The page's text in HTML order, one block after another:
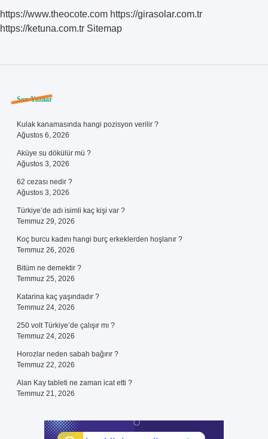
https://www.theocote.com https://girasolar.com.tr
https://ketuna.com.tr Sitemap
Sidebar
Son Yazılar
Kulak kanamasında hangi pozisyon verilir ?
Ağustos 6, 2026
Aküye su dökülür mü ?
Ağustos 3, 2026
62 cezası nedir ?
Ağustos 3, 2026
Türkiye’de adı isimli kaç kişi var ?
Temmuz 29, 2026
Koç burcu kadını hangi burç erkeklerden hoşlanır ?
Temmuz 26, 2026
Bitüm ne demektir ?
Temmuz 25, 2026
Katarina kaç yaşındadır ?
Temmuz 24, 2026
250 volt Türkiye’de çalışır mı ?
Temmuz 24, 2026
Horozlar neden sabah bağırır ?
Temmuz 22, 2026
Alan Kay tableti ne zaman icat etti ?
Temmuz 21, 2026